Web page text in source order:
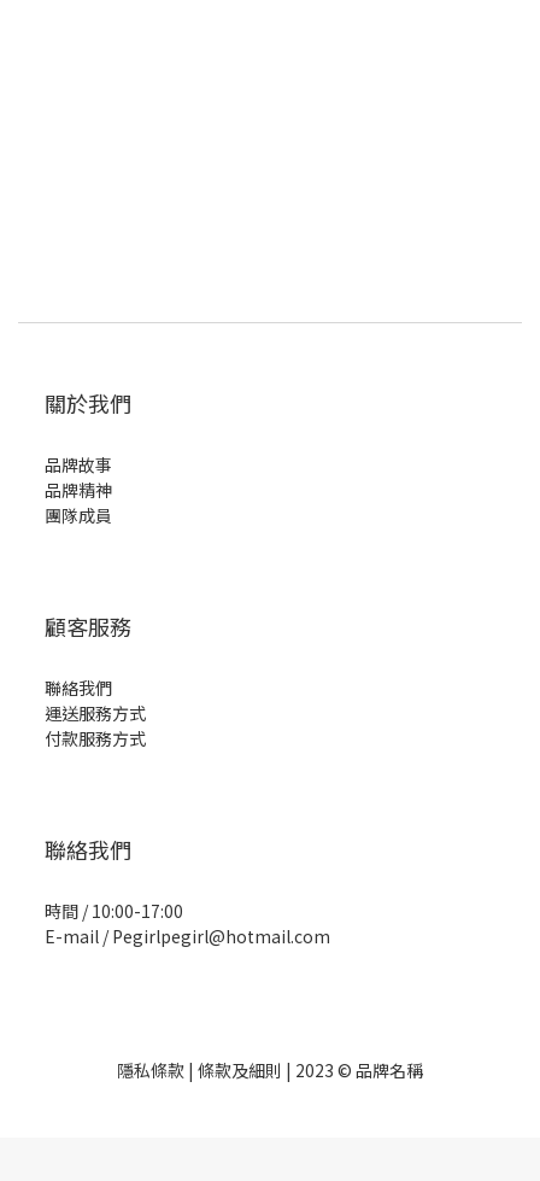
關於我們
品牌故事
品牌精神
團隊成員
顧客服務
聯絡我們
運送服務方式
付款服務方式
聯絡我們
時間 / 10:00-17:00
E-mail / Pegirlpegirl@hotmail.com
隱私條款 | 條款及細則 | 2023 © 品牌名稱